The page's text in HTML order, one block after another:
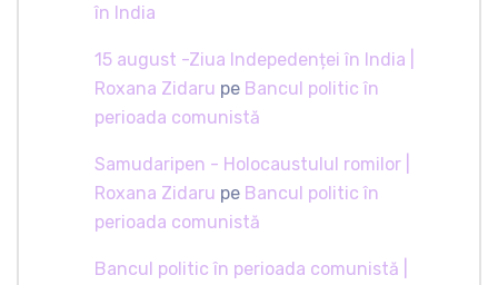
în India
15 august -Ziua Indepedenței în India |
Roxana Zidaru pe Bancul politic în
perioada comunistă
Samudaripen - Holocaustulul romilor |
Roxana Zidaru pe Bancul politic în
perioada comunistă
Bancul politic în perioada comunistă |